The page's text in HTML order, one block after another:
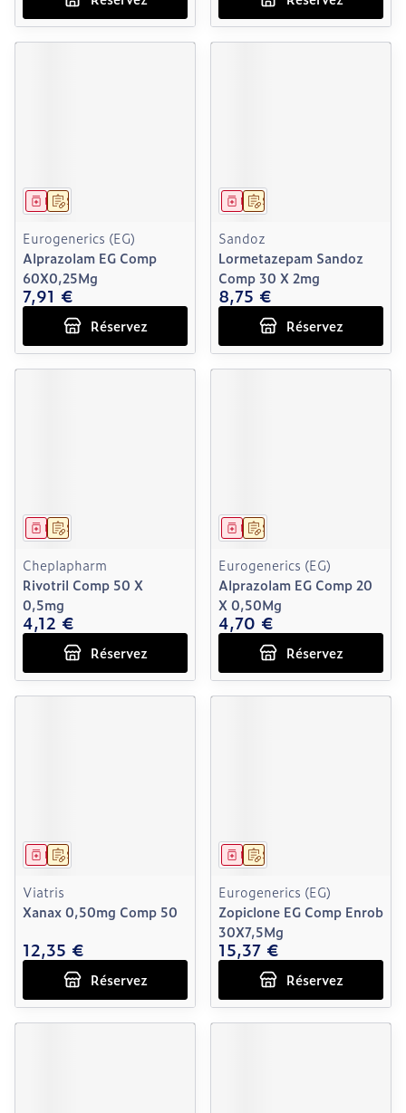
Sur prescription
Médicament
Eurogenerics (EG)
Alprazolam EG Comp
60X0,25Mg
7,91 €
Réservez
Sur prescription
Médicament
Sandoz
Lormetazepam Sandoz
Comp 30 X 2mg
8,75 €
Réservez
Sur prescription
Médicament
Cheplapharm
Rivotril Comp 50 X
0,5mg
4,12 €
Réservez
Sur prescription
Médicament
Eurogenerics (EG)
Alprazolam EG Comp 20
X 0,50Mg
4,70 €
Réservez
Sur prescription
Médicament
Viatris
Xanax 0,50mg Comp 50
12,35 €
Réservez
Sur prescription
Médicament
Eurogenerics (EG)
Zopiclone EG Comp Enrob
30X7,5Mg
15,37 €
Réservez